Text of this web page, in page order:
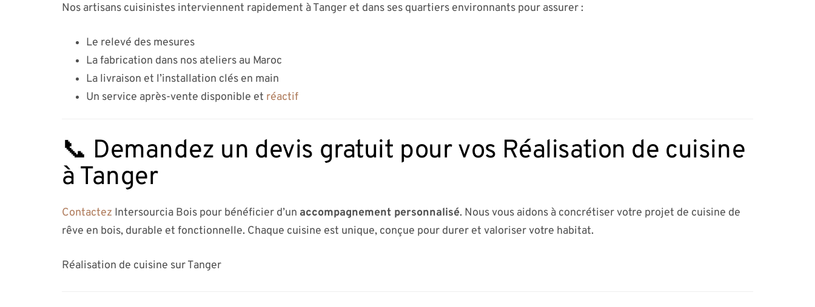
Nos artisans cuisinistes interviennent rapidement à Tanger et dans ses quartiers environnants pour assurer :
Le relevé des mesures
La fabrication dans nos ateliers au Maroc
La livraison et l’installation clés en main
Un service après-vente disponible et réactif
📞 Demandez un devis gratuit pour vos Réalisation de cuisine
à Tanger
Contactez Intersourcia Bois pour bénéficier d’un accompagnement personnalisé. Nous vous aidons à concrétiser votre projet de cuisine de
rêve en bois, durable et fonctionnelle. Chaque cuisine est unique, conçue pour durer et valoriser votre habitat.
Réalisation de cuisine sur Tanger